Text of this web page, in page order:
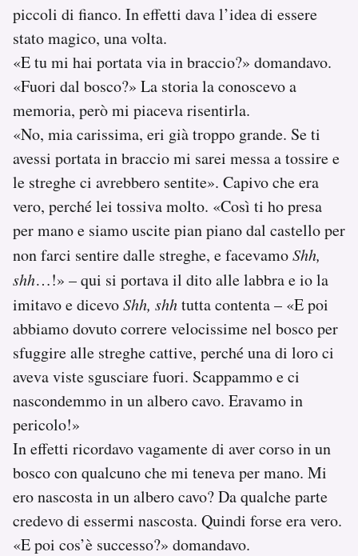
piccoli di fianco. In effetti dava l’idea di essere
stato magico, una volta.
«E tu mi hai portata via in braccio?» domandavo.
«Fuori dal bosco?» La storia la conoscevo a
memoria, però mi piaceva risentirla.
«No, mia carissima, eri già troppo grande. Se ti
avessi portata in braccio mi sarei messa a tossire e
le streghe ci avrebbero sentite». Capivo che era
vero, perché lei tossiva molto. «Così ti ho presa
per mano e siamo uscite pian piano dal castello per
non farci sentire dalle streghe, e facevamoShh,
shh…!» – qui si portava il dito alle labbra e io la
imitavo e dicevoShh, shhtutta contenta – «E poi
abbiamo dovuto correre velocissime nel bosco per
sfuggire alle streghe cattive, perché una di loro ci
aveva viste sgusciare fuori. Scappammo e ci
nascondemmo in un albero cavo. Eravamo in
pericolo!»
In effetti ricordavo vagamente di aver corso in un
bosco con qualcuno che mi teneva per mano. Mi
ero nascosta in un albero cavo? Da qualche parte
credevo di essermi nascosta. Quindi forse era vero.
«E poi cos’è successo?» domandavo.